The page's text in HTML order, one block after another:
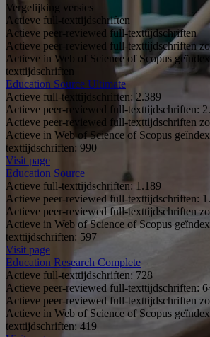
Vergelijking versies
Actieve full-texttijdschriften
Actieve peer-reviewed full-texttijdschriften
Actieve peer-reviewed full-texttijdschriften
Actieve in Web of Science of Scopus
texttijdschriften
Education Source Ultimate
Actieve full-texttijdschriften: 2.389
Actieve peer-reviewed full-texttijdschriften:
Actieve peer-reviewed full-texttijdschriften
Actieve in Web of Science of Scopus
texttijdschriften: 990
Visit page
Education Source
Actieve full-texttijdschriften: 1.189
Actieve peer-reviewed full-texttijdschriften:
Actieve peer-reviewed full-texttijdschriften
Actieve in Web of Science of Scopus
texttijdschriften: 597
Visit page
Education Research Complete
Actieve full-texttijdschriften: 728
Actieve peer-reviewed full-texttijdschriften:
Actieve peer-reviewed full-texttijdschriften
Actieve in Web of Science of Scopus
texttijdschriften: 419